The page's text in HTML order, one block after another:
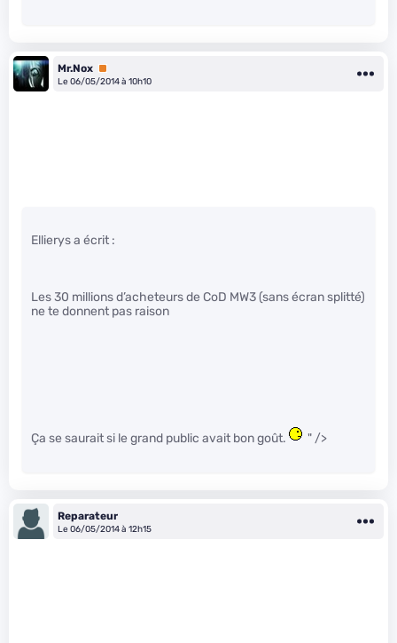
Mr.Nox Premium
Le 06/05/2014 à 10h10
Ellierys a écrit :
Les 30 millions d’acheteurs de CoD MW3 (sans écran splitté)
ne te donnent pas raison
Ça se saurait si le grand public avait bon goût. " />
Reparateur
Le 06/05/2014 à 12h15